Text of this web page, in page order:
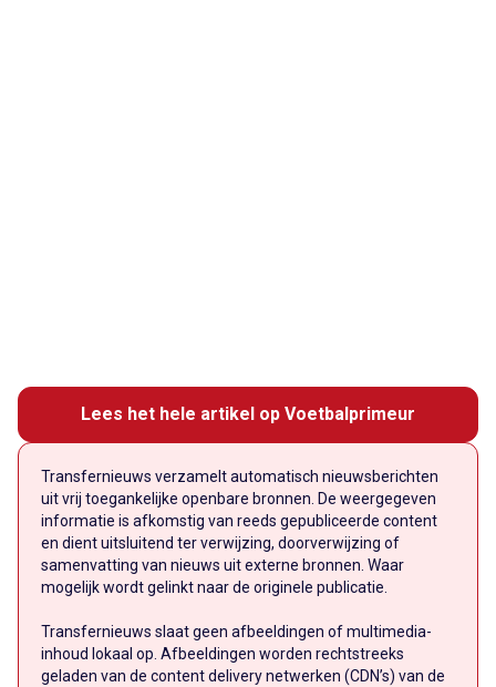
Lees het hele artikel op Voetbalprimeur
Transfernieuws verzamelt automatisch nieuwsberichten
uit vrij toegankelijke openbare bronnen. De weergegeven
informatie is afkomstig van reeds gepubliceerde content
en dient uitsluitend ter verwijzing, doorverwijzing of
samenvatting van nieuws uit externe bronnen. Waar
mogelijk wordt gelinkt naar de originele publicatie.
Transfernieuws slaat geen afbeeldingen of multimedia-
inhoud lokaal op. Afbeeldingen worden rechtstreeks
geladen van de content delivery netwerken (CDN’s) van de